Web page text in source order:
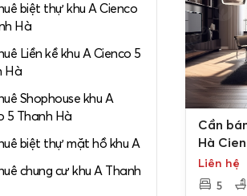
biệt thự khu A Cienco
Hà
Liền kề khu A Cienco 5
Hà
Shophouse khu A
5 Thanh Hà
biệt thự mặt hồ khu A
chung cư khu A Thanh
50%
Các Lô
giáp với
Các Lô
giáp với
Lô biệt
50%
Lô biệt
Cần
Hà
200m2,
Liên hệ
5